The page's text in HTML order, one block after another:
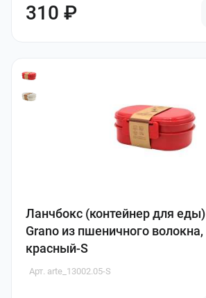
310 ₽
Ланчбокс (контейнер для еды)
Grano из пшеничного волокна,
красный-S
Арт. arte_13002.05-S